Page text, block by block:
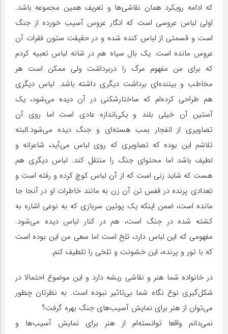
که ادامه رویکرد همان نقاشی‌ها و تعریف همین مجموعه باشد.
اولی لباس عروسی است که انگار عروس آسیب خورده از جنگ
است و قسمتی از لباس کنده شده و در حقیقت ستون فقرات آن
عروس مانده است. یک بال سیاه هم در شانه لباس تعبیه کردم
که برای من مفهوم مرگ را دربرداشت ولی ممکن است هر
مخاطب و بیننده‌ای برداشت دیگری داشته باشد. لباس دیگری
هم طراحی کرده‌ام که ساختارشکنی در آن دیده می‌شود، یک
آستین آن خیلی بلند و یکی‌اندازه عادی است اما روی آن
تصاویری از انفجار بمب هسته‌ای و جنگ دیده می‌شود.البته
تلاشم این بوده که تصاویری که روی لباس می‌آید، شاعرانه و
لطیف باشد اما محتوای جنگ را منتقل کند. لباس دیگری هم
هست که شاید زنی است که از آن لباس کوچ کرده و رفته است و
تعدادی پرنده در قفس تن آن زن به مانند خاطرات او در آنجا جا
مانده است، ضمن اینکه یک پوتین سربازی که به نوعی اشاره به
کشته شده در جنگ است، هم در کنار لباس دیده می‌شود.
مفهومی که این لباس دارد، تلخ است اما سعی من این بوده است
که با تور و پرنده، این خشونت و تلخی را تلطیف کنم.
در خانواده شما هنر و نقاشی ریشه دارد و این موضوع احتمالا در
شکل‌گیری نوع نگاه شما بی‌تاثیر نبوده‌ است. به نظرتان چطور
می‌توان از هنر برای نمایش آسیب‌های جنگ بهره گرفت؟
نمی‌دانم واقعا توانسته‌ام از هنر برای نمایش آسیب‌ها و